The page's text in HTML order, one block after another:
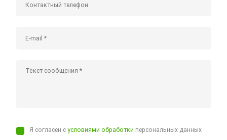
Я согласен сусловиями обработки персональных данных